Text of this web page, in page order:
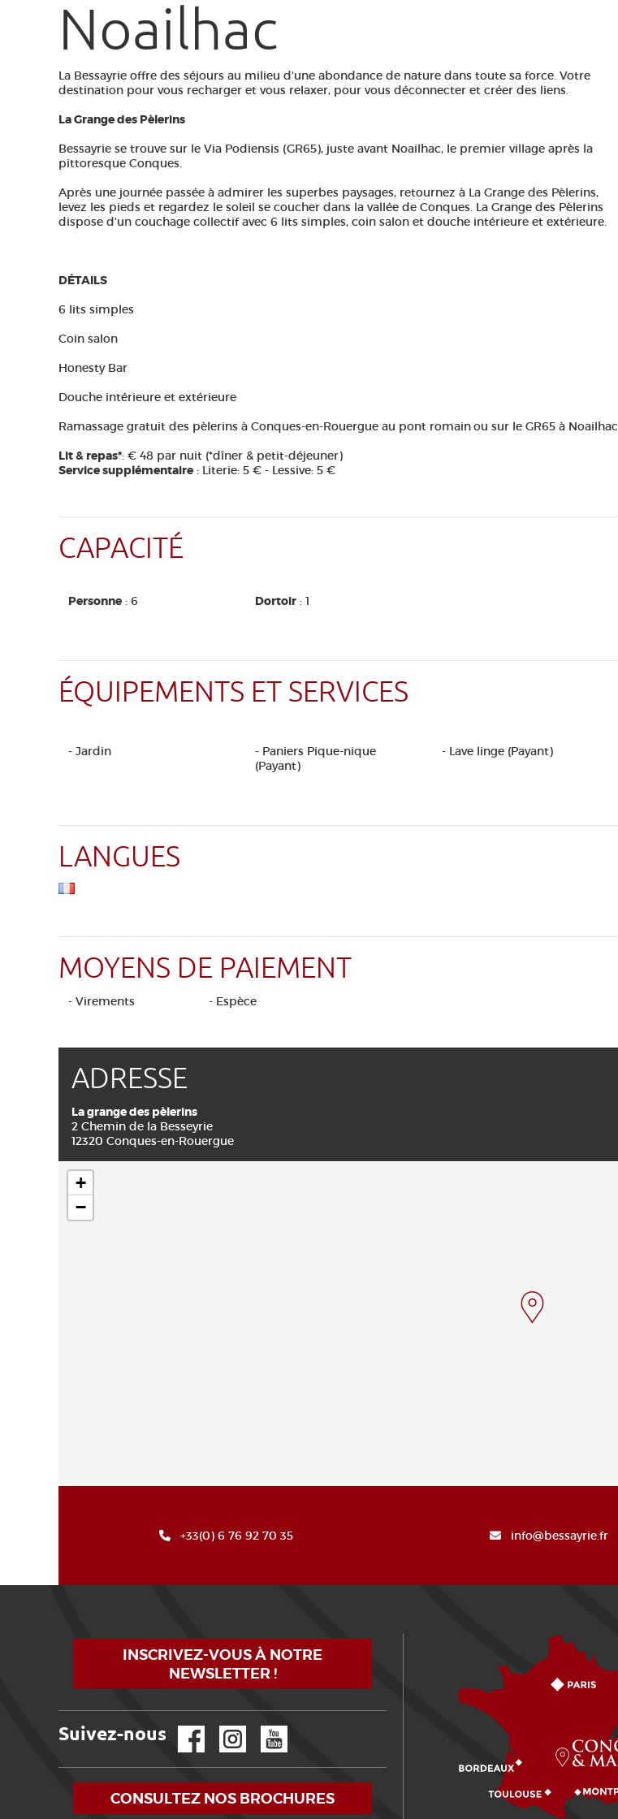
Noailhac
La Bessayrie offre des séjours au milieu d'une abondance de nature dans toute sa force. Votre
destination pour vous recharger et vous relaxer, pour vous déconnecter et créer des liens.
La Grange des Pèlerins
Bessayrie se trouve sur le Via Podiensis (GR65), juste avant Noailhac, le premier village après la
pittoresque Conques.
Après une journée passée à admirer les superbes paysages, retournez à La Grange des Pèlerins,
levez les pieds et regardez le soleil se coucher dans la vallée de Conques. La Grange des Pèlerins
dispose d'un couchage collectif avec 6 lits simples, coin salon et douche intérieure et extérieure.
DÉTAILS
6 lits simples
Coin salon
Honesty Bar
Douche intérieure et extérieure
Ramassage gratuit des pèlerins à Conques-en-Rouergue au pont romainou sur le GR65 à Noailhac
Lit & repas*: € 48 par nuit (*dîner & petit-déjeuner)
Service supplémentaire : Literie: 5 € - Lessive: 5 €
CAPACITÉ
Personne : 6 Dortoir : 1
ÉQUIPEMENTS ET SERVICES
- Jardin
- Paniers Pique-nique
(Payant)
- Lave linge (Payant)
LANGUES
MOYENS DE PAIEMENT
- Virements - Espèce
ADRESSE
La grange des pèlerins
2 Chemin de la Besseyrie
12320 Conques-en-Rouergue
+
−
+33(0) 6 76 92 70 35 info@bessayrie.fr
INSCRIVEZ-VOUS À NOTRE
NEWSLETTER !
Suivez-nous
CONSULTEZ NOS BROCHURES